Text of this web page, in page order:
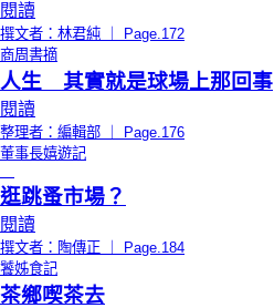
閱讀
撰文者：林君純 ｜ Page.172
商周書摘
人生 其實就是球場上那回事
閱讀
整理者：編輯部 ｜ Page.176
董事長嬉遊記
逛跳蚤市場？
閱讀
撰文者：陶傳正 ｜ Page.184
饕姊食記
茶鄉喫茶去